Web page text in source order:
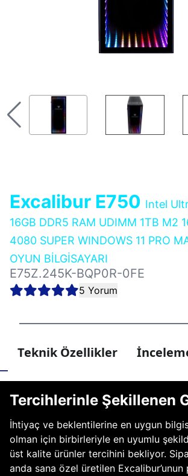
Excalibur E750 Intel
16GB DDR5 RAM UDIMM 1TB M2
4080 SUPER WINDOWS 11 PRO
OYUN BİLGİSAYARI
E75Z.245K-BQP0R-0FE
5 Yorum
Teknik Özellikler
Tercihlerinle Şekillenen
İhtiyaç ve beklentilerine en uygun
olman için birbirleriyle en uyumlu
üst kalite ürünler tercihini bekliyor.
anda sana özel üretilen